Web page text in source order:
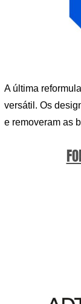
A última
versátil. Os
e removeram as